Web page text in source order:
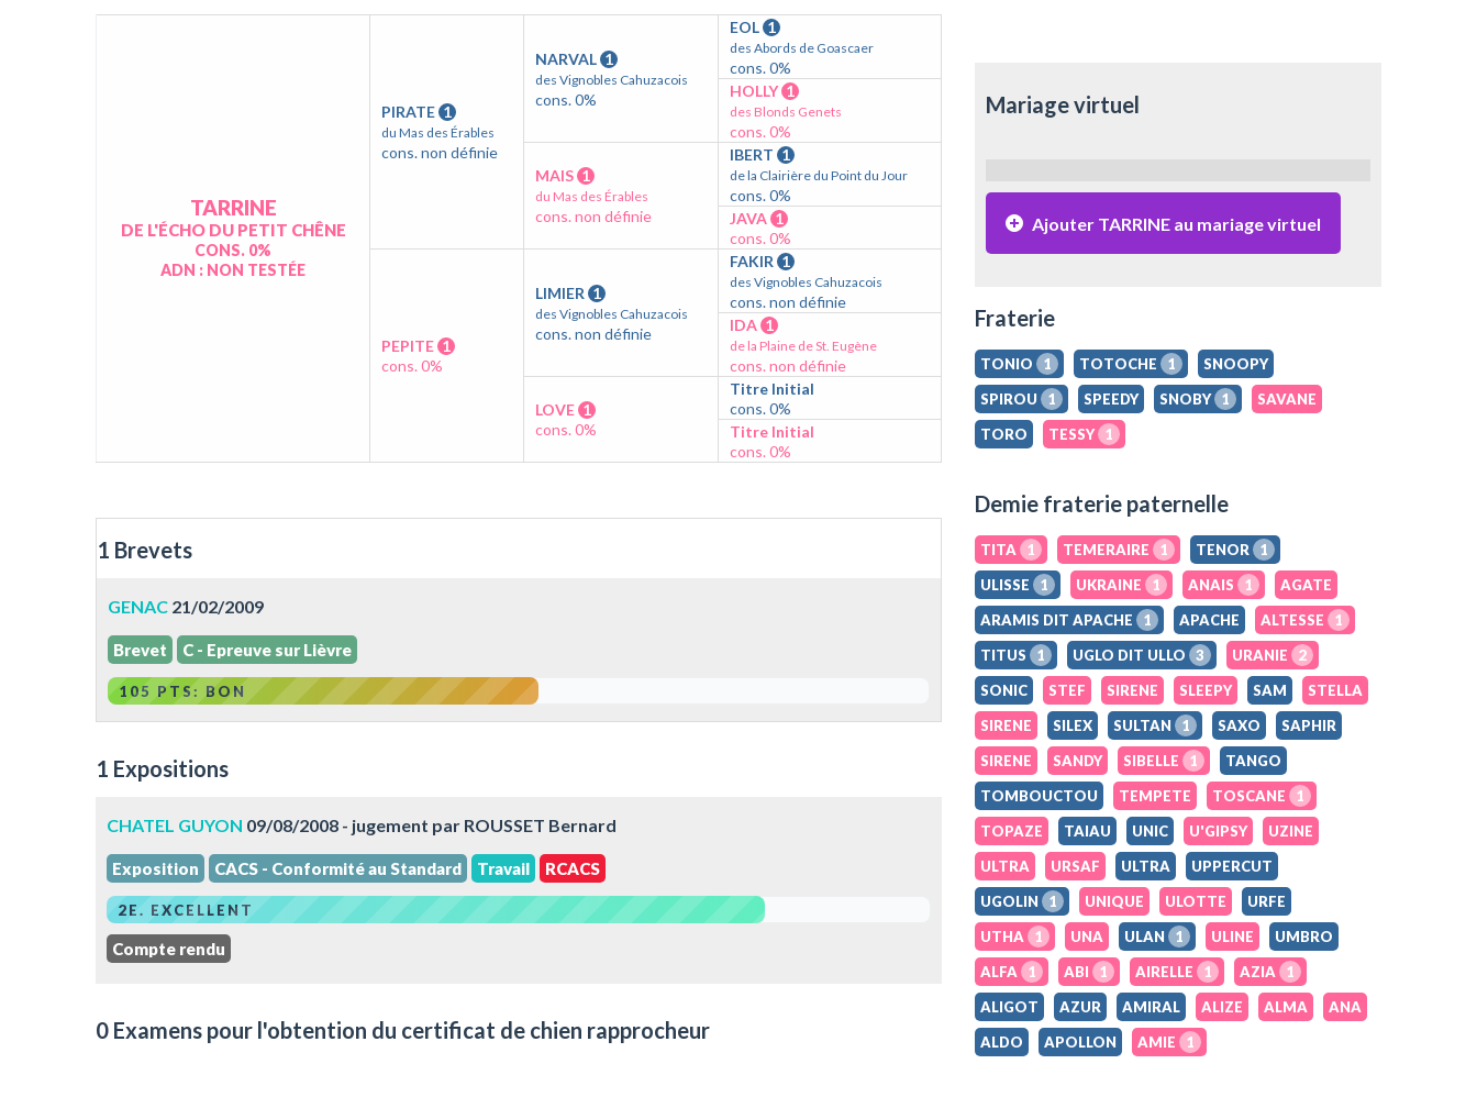
TARRINE
DE L'ÉCHO DU PETIT CHÊNE
CONS. 0%
ADN : NON TESTÉE
PIRATE 1
du Mas des Érables
cons. non définie
NARVAL 1
des Vignobles Cahuzacois
cons. 0%
EOL 1
des Abords de Goascaer
cons. 0%
HOLLY 1
des Blonds Genets
cons. 0%
MAIS 1
du Mas des Érables
cons. non définie
IBERT 1
de la Clairière du Point du Jour
cons. 0%
JAVA 1
cons. 0%
PEPITE 1
cons. 0%
LIMIER 1
des Vignobles Cahuzacois
cons. non définie
FAKIR 1
des Vignobles Cahuzacois
cons. non définie
IDA 1
de la Plaine de St. Eugène
cons. non définie
LOVE 1
cons. 0%
Titre Initial
cons. 0%
Titre Initial
cons. 0%
1 Brevets
GENAC 21/02/2009
Brevet C - Epreuve sur Lièvre
105 PTS: BON
1 Expositions
CHATEL GUYON 09/08/2008 - jugement par ROUSSET Bernard
Exposition CACS - Conformité au Standard Travail RCACS
2E. EXCELLENT
Compte rendu
0 Examens pour l'obtention du certificat de chien rapprocheur
Mariage virtuel
Ajouter TARRINE au mariage virtuel
Fraterie
TONIO 1 TOTOCHE 1
SNOOPY
SPIROU
1 SPEEDY SNOBY 1
SAVANE
TORO
TESSY 1
Demie fraterie paternelle
TITA 1 TEMERAIRE 1 TENOR
1
ULISSE
1 UKRAINE 1 ANAIS 1
AGATE
ARAMIS DIT APACHE
1 APACHE ALTESSE
1
TITUS
1 UGLO DIT ULLO 3 URANIE
2
SONIC
STEF SIRENE SLEEPY SAM
STELLA
SIRENE
SILEX SULTAN 1 SAXO
SAPHIR
SIRENE
SANDY SIBELLE 1
TANGO
TOMBOUCTOU
TEMPETE TOSCANE
1
TOPAZE
TAIAU UNIC U'GIPSY
UZINE
ULTRA
URSAF ULTRA
UPPERCUT
UGOLIN
1 UNIQUE ULOTTE
URFE
UTHA
1 UNA ULAN 1 ULINE
UMBRO
ALFA
1 ABI 1 AIRELLE 1 AZIA
1
ALIGOT
AZUR AMIRAL ALIZE ALMA
ANA
ALDO
APOLLON AMIE 1